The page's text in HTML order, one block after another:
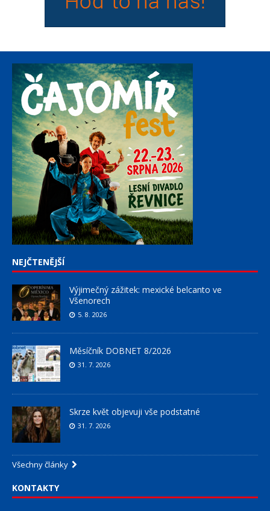
NEJČTENĚJŠÍ
Výjimečný zážitek: mexické belcanto ve
Všenorech
5. 8. 2026
Měsíčník DOBNET 8/2026
31. 7. 2026
Skrze květ objevuji vše podstatné
31. 7. 2026
Všechny články
KONTAKTY